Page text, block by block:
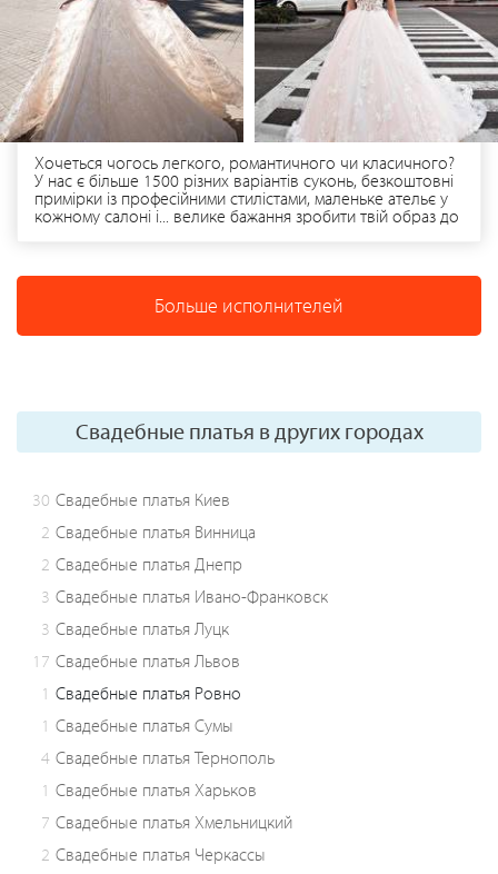
Хочеться чогось легкого, романтичного чи класичного?
У нас є більше 1500 різних варіантів суконь, безкоштовні
примірки із професійними стилістами, маленьке ательє у
кожному салоні і... велике бажання зробити твій образ до
Больше исполнителей
Свадебные платья в других городах
30 Свадебные платья Киев
2 Свадебные платья Винница
2 Свадебные платья Днепр
3 Свадебные платья Ивано-Франковск
3 Свадебные платья Луцк
17 Свадебные платья Львов
1 Свадебные платья Ровно
1 Свадебные платья Сумы
4 Свадебные платья Тернополь
1 Свадебные платья Харьков
7 Свадебные платья Хмельницкий
2 Свадебные платья Черкассы